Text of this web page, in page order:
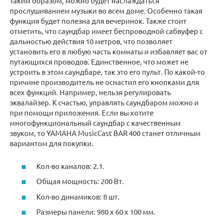
прослушиванием музыки во всем доме. Особенно такая
функция будет полезна для вечеринок. Также стоит
отметить, что саундбар имеет беспроводной сабвуфер с
дальностью действия 10 метров, что позволяет
установить его в любую часть комнаты и избавляет вас от
путающихся проводов. Единственное, что может не
устроить в этом саундбаре, так это его пульт. По какой-то
причине производитель не оснастил его кнопками для
всех функций. Например, нельзя регулировать
эквалайзер. К счастью, управлять саундбаром можно и
при помощи приложения. Если вы хотите
многофункциональный саундбар с качественным
звуком, то YAMAHA MusicCast BAR 400 станет отличным
вариантом для покупки.
Кол-во каналов: 2.1.
Общая мощность: 200 Вт.
Кол-во динамиков: 8 шт.
Размеры панели: 980 х 60 х 100 мм.